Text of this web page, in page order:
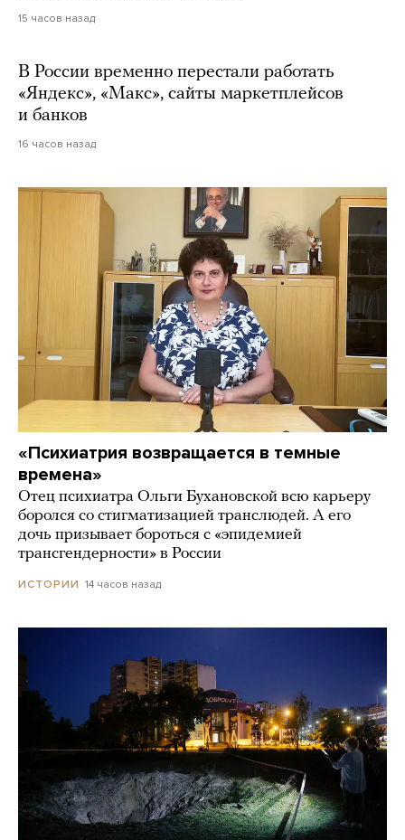
15 часов назад
В России временно перестали работать
«Яндекс», «Макс», сайты маркетплейсов
и банков
16 часов назад
«Психиатрия возвращается в темные
времена»
Отец психиатра Ольги Бухановской всю карьеру
боролся со стигматизацией транслюдей. А его
дочь призывает бороться с «эпидемией
трансгендерности» в России
ИСТОРИИ 14 часов назад